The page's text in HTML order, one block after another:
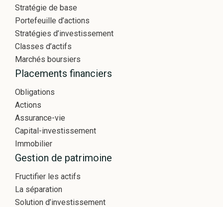
Stratégie de base
Portefeuille d’actions
Stratégies d’investissement
Classes d’actifs
Marchés boursiers
Placements financiers
Obligations
Actions
Assurance-vie
Capital-investissement
Immobilier
Gestion de patrimoine
Fructifier les actifs
La séparation
Solution d’investissement